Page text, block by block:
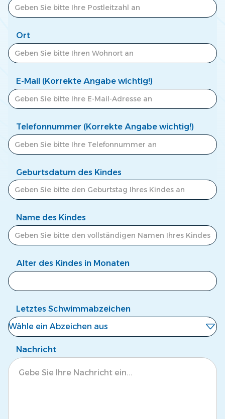
Ort
E-Mail (Korrekte Angabe wichtig!)
Telefonnummer (Korrekte Angabe wichtig!)
Geburtsdatum des Kindes
Name des Kindes
Alter des Kindes in Monaten
Letztes Schwimmabzeichen
Wähle ein Abzeichen aus
Noch kein Abzeichen
Nachricht